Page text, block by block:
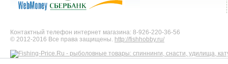
Контактный телефон интернет магазина: 8-926-220-36-56
© 2012-2016 Все права защищены. http://fishhobby.ru/